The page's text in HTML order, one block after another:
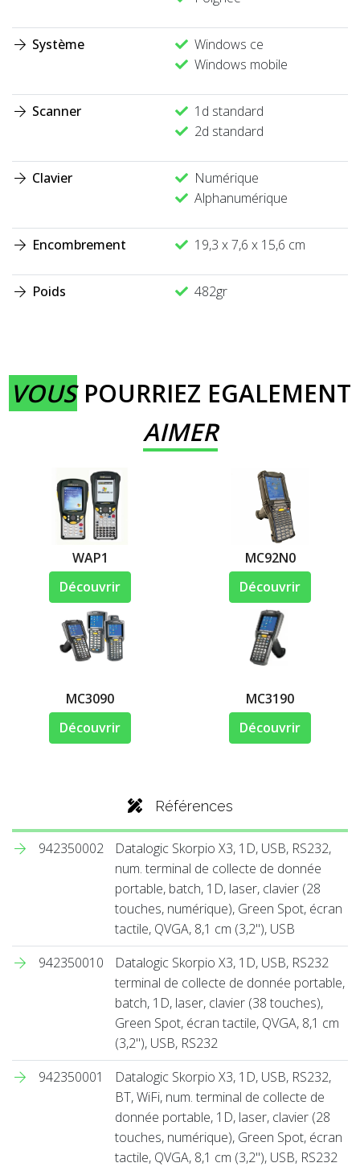
Système
Windows ce
Windows mobile
Scanner
1d standard
2d standard
Clavier
Numérique
Alphanumérique
Encombrement 19,3 x 7,6 x 15,6 cm
Poids 482gr
VOUSPOURRIEZ EGALEMENT
AIMER
WAP1
Découvrir
MC92N0
Découvrir
MC3090
Découvrir
MC3190
Découvrir
Références
942350002
Datalogic Skorpio X3, 1D, USB, RS232,
num. terminal de collecte de donnée
portable, batch, 1D, laser, clavier (28
touches, numérique), Green Spot, écran
tactile, QVGA, 8,1 cm (3,2''), USB
942350010
Datalogic Skorpio X3, 1D, USB, RS232
terminal de collecte de donnée portable,
batch, 1D, laser, clavier (38 touches),
Green Spot, écran tactile, QVGA, 8,1 cm
(3,2''), USB, RS232
942350001
Datalogic Skorpio X3, 1D, USB, RS232,
BT, WiFi, num. terminal de collecte de
donnée portable, 1D, laser, clavier (28
touches, numérique), Green Spot, écran
tactile, QVGA, 8,1 cm (3,2''), USB, RS232